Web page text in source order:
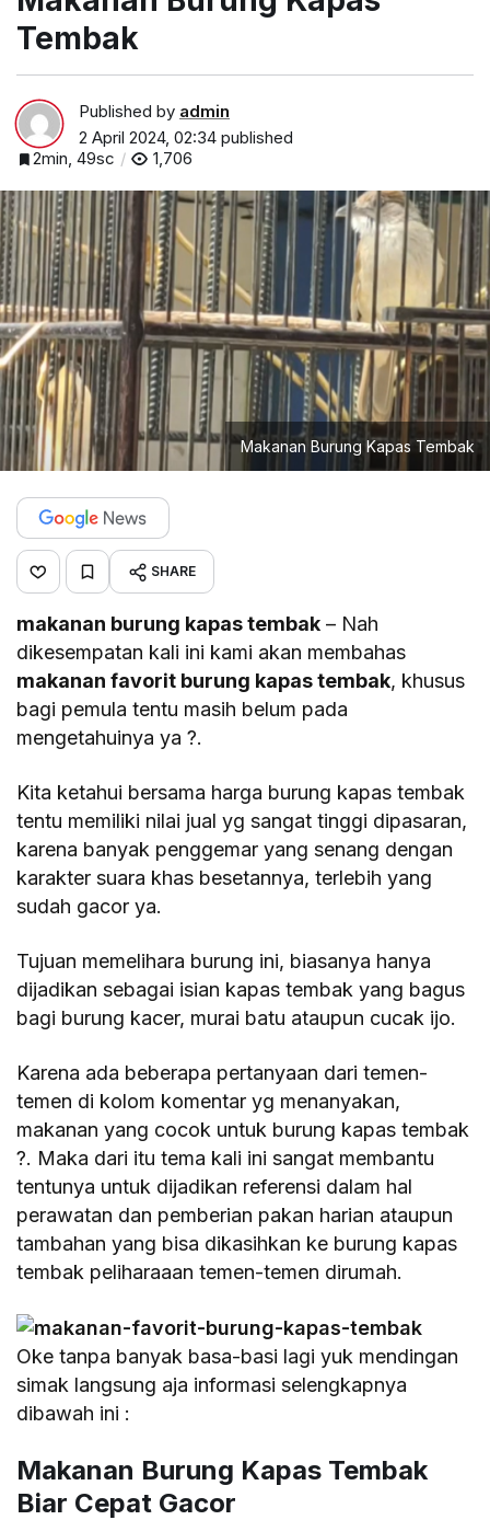
Tembak
Published by admin
2 April 2024, 02:34 published
2min, 49sc
1,706
Makanan Burung Kapas Tembak
SHARE
makanan burung kapas tembak – Nah
dikesempatan kali ini kami akan membahas
makanan favorit burung kapas tembak, khusus
bagi pemula tentu masih belum pada
mengetahuinya ya ?.
Kita ketahui bersama harga burung kapas tembak
tentu memiliki nilai jual yg sangat tinggi dipasaran,
karena banyak penggemar yang senang dengan
karakter suara khas besetannya, terlebih yang
sudah gacor ya.
Tujuan memelihara burung ini, biasanya hanya
dijadikan sebagai isian kapas tembak yang bagus
bagi burung kacer, murai batu ataupun cucak ijo.
Karena ada beberapa pertanyaan dari temen-
temen di kolom komentar yg menanyakan,
makanan yang cocok untuk burung kapas tembak
?. Maka dari itu tema kali ini sangat membantu
tentunya untuk dijadikan referensi dalam hal
perawatan dan pemberian pakan harian ataupun
tambahan yang bisa dikasihkan ke burung kapas
tembak peliharaaan temen-temen dirumah.
Oke tanpa banyak basa-basi lagi yuk mendingan
simak langsung aja informasi selengkapnya
dibawah ini :
Makanan Burung Kapas Tembak
Biar Cepat Gacor